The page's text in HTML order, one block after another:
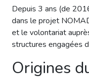
Depuis 3 ans (de
dans le projet
et le volontariat
structures engagées
Origines